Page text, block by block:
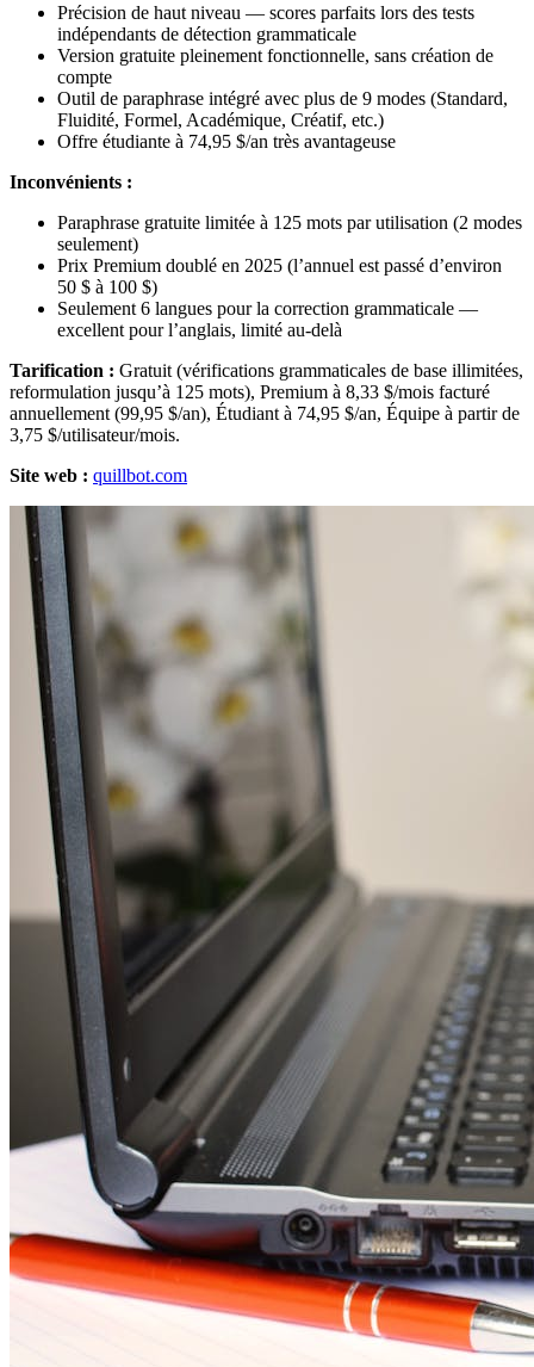
Précision de haut niveau — scores parfaits lors des tests
indépendants de détection grammaticale
Version gratuite pleinement fonctionnelle, sans création de
compte
Outil de paraphrase intégré avec plus de 9 modes (Standard,
Fluidité, Formel, Académique, Créatif, etc.)
Offre étudiante à 74,95 $/an très avantageuse
Inconvénients :
Paraphrase gratuite limitée à 125 mots par utilisation (2 modes
seulement)
Prix Premium doublé en 2025 (l’annuel est passé d’environ
50 $ à 100 $)
Seulement 6 langues pour la correction grammaticale —
excellent pour l’anglais, limité au-delà
Tarification : Gratuit (vérifications grammaticales de base illimitées,
reformulation jusqu’à 125 mots), Premium à 8,33 $/mois facturé
annuellement (99,95 $/an), Étudiant à 74,95 $/an, Équipe à partir de
3,75 $/utilisateur/mois.
Site web : quillbot.com